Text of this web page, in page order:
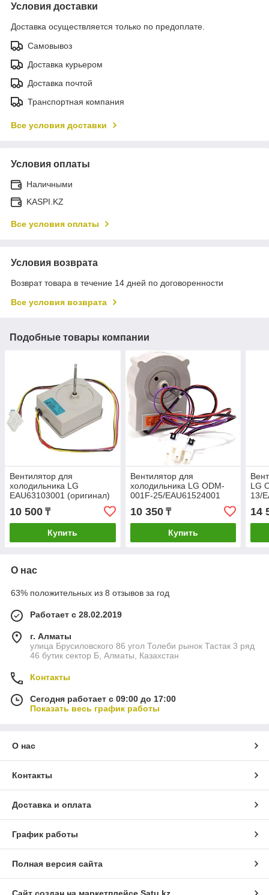
Условия доставки
Доставка осуществляется только по предоплате.
Самовывоз
Доставка курьером
Доставка почтой
Транспортная компания
Все условия доставки
Условия оплаты
Наличными
KASPI.KZ
Все условия оплаты
Условия возврата
Возврат товара в течение 14 дней по договоренности
Все условия возврата
Подобные товары компании
Вентилятор для
холодильника LG
EAU63103001 (оригинал)
10 500 ₸
Купить
Вентилятор для
холодильника LG ODM-
001F-25/EAU61524001
10 350₸
Купить
LG
13/
14
О нас
63% положительных из 8 отзывов за год
Работает с 28.02.2019
г. Алматы
улица Брусиловского 86 угол Толеби рынок Тастак 3 ряд
46 бутик сектор Б, Алматы, Казахстан
Контакты
Сегодня работает с 09:00 до 17:00
Показать весь график работы
О нас
Контакты
Доставка и оплата
График работы
Полная версия сайта